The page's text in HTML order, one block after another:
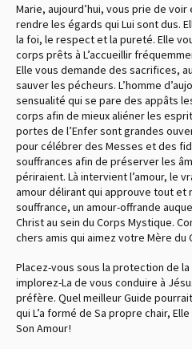
Marie, aujourd’hui, vous prie de voir
rendre les égards qui Lui sont dus.
la foi, le respect et la pureté. Elle
corps prêts à L’accueillir
Elle vous demande des sacrifices,
sauver les pécheurs. L’homme
sensualité qui se pare des appâts
corps afin de mieux aliéner les
portes de l’Enfer sont grandes
pour célébrer des Messes et des
souffrances afin de préserver les
périraient. Là intervient l’amour, le
amour délirant qui approuve tout et
souffrance, un amour-offrande
Christ au sein du Corps Mystique.
chers amis qui aimez votre Mère du
Placez-vous sous la protection de
implorez-La de vous conduire à
préfère. Quel meilleur Guide
qui L’a formé de Sa propre chair,
Son Amour !